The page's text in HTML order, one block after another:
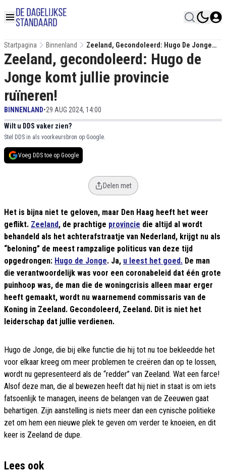
Startpagina Binnenland
Zeeland, Gecondoleerd: Hugo De Jonge
Komt Jullie Provincie Ruïneren!
Zeeland, gecondoleerd: Hugo de
Jonge komt jullie provincie
ruïneren!
BINNENLAND•29 AUG 2024, 14:00
Wilt u DDS vaker zien?
Stel DDS in als voorkeursbron op Google.
Voeg DDS toe op Google
Delen met
Het is bijna niet te geloven, maar Den Haag heeft het weer
geflikt. Zeeland, de prachtige provincie die altijd al wordt
behandeld als het achterafstraatje van Nederland, krijgt nu als
“beloning” de meest rampzalige politicus van deze tijd
opgedrongen: Hugo de Jonge. Ja, u leest het goed. De man
die verantwoordelijk was voor een coronabeleid dat één grote
puinhoop was, de man die de woningcrisis alleen maar erger
heeft gemaakt, wordt nu waarnemend commissaris van de
Koning in Zeeland. Gecondoleerd, Zeeland. Dit is niet het
leiderschap dat jullie verdienen.
Hugo de Jonge, die bij elke functie die hij tot nu toe bekleedde het
voor elkaar kreeg om meer problemen te creëren dan op te lossen,
wordt nu gepresenteerd als de “redder” van Zeeland. Wat een farce!
Alsof deze man, die al bewezen heeft dat hij niet in staat is om iets
fatsoenlijk te managen, ineens de belangen van de Zeeuwen gaat
behartigen. Zijn aanstelling is niets meer dan een cynische politieke
zet om hem een nieuwe plek te geven om verder te knoeien, en dit
keer is Zeeland de dupe.
Lees ook